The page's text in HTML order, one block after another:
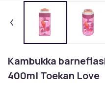
Kambukka
400ml Toekan Love